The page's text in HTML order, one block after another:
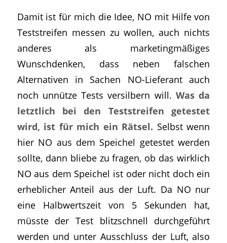
Damit ist für mich die Idee, NO mit Hilfe von
Teststreifen messen zu wollen, auch nichts
anderes als marketingmäßiges
Wunschdenken, dass neben falschen
Alternativen in Sachen NO-Lieferant auch
noch unnütze Tests versilbern will.Was da
letztlich bei den Teststreifen getestet
wird, ist für mich ein Rätsel. Selbst wenn
hier NO aus dem Speichel getestet werden
sollte, dann bliebe zu fragen, ob das wirklich
NO aus dem Speichel ist oder nicht doch ein
erheblicher Anteil aus der Luft. Da NO nur
eine Halbwertszeit von 5 Sekunden hat,
müsste der Test blitzschnell durchgeführt
werden und unter Ausschluss der Luft, also